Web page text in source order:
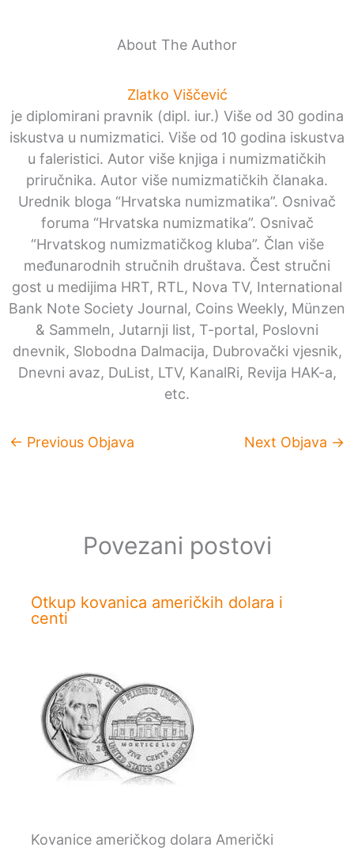
About The Author
Zlatko Viščević
je diplomirani pravnik (dipl. iur.) Više od 30 godina
iskustva u numizmatici. Više od 10 godina iskustva
u faleristici. Autor više knjiga i numizmatičkih
priručnika. Autor više numizmatičkih članaka.
Urednik bloga “Hrvatska numizmatika”. Osnivač
foruma “Hrvatska numizmatika”. Osnivač
“Hrvatskog numizmatičkog kluba”. Član više
međunarodnih stručnih društava. Čest stručni
gost u medijima HRT, RTL, Nova TV, International
Bank Note Society Journal, Coins Weekly, Münzen
& Sammeln, Jutarnji list, T-portal, Poslovni
dnevnik, Slobodna Dalmacija, Dubrovački vjesnik,
Dnevni avaz, DuList, LTV, KanalRi, Revija HAK-a,
etc.
← Previous Objava Next Objava →
Povezani postovi
Otkup kovanica američkih dolara i
centi
Kovanice američkog dolara Američki